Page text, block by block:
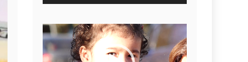
Reproductor
de
video